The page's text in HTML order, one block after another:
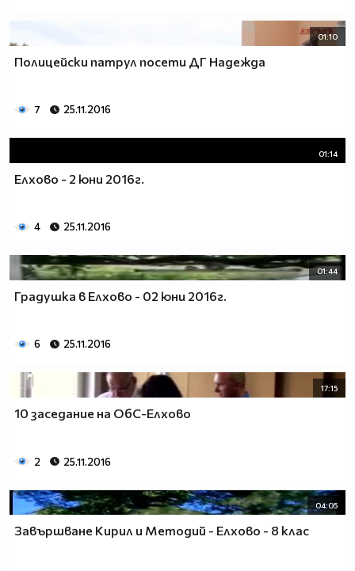
01:10
Полицейски патрул посети ДГ Надежда
7 25.11.2016
01:14
Елхово - 2 юни 2016г.
4 25.11.2016
01:44
Градушка в Елхово - 02 юни 2016г.
6 25.11.2016
17:15
10 заседание на ОбС-Елхово
2 25.11.2016
04:05
Завършване Кирил и Методий - Елхово - 8 клас